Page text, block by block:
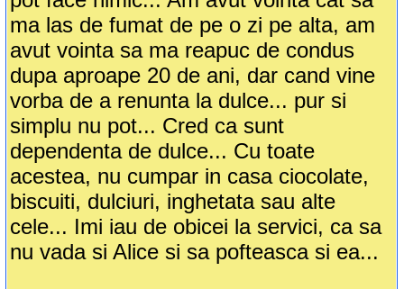
ma las de fumat de pe o zi pe alta, am
avut vointa sa ma reapuc de condus
dupa aproape 20 de ani, dar cand vine
vorba de a renunta la dulce... pur si
simplu nu pot... Cred ca sunt
dependenta de dulce... Cu toate
acestea, nu cumpar in casa ciocolate,
biscuiti, dulciuri, inghetata sau alte
cele... Imi iau de obicei la servici, ca sa
nu vada si Alice si sa pofteasca si ea...